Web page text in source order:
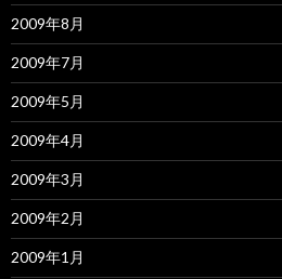
2009年8月
2009年7月
2009年5月
2009年4月
2009年3月
2009年2月
2009年1月